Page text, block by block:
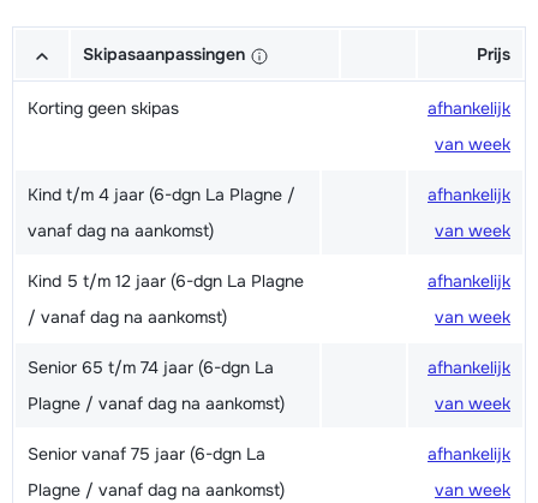
Skipasaanpassingen Prijs
Korting geen skipas
afhankelijk
van week
Kind t/m 4 jaar (6-dgn La Plagne /
vanaf dag na aankomst)
afhankelijk
van week
Kind 5 t/m 12 jaar (6-dgn La Plagne
/ vanaf dag na aankomst)
afhankelijk
van week
Senior 65 t/m 74 jaar (6-dgn La
Plagne / vanaf dag na aankomst)
afhankelijk
van week
Senior vanaf 75 jaar (6-dgn La
Plagne / vanaf dag na aankomst)
afhankelijk
van week